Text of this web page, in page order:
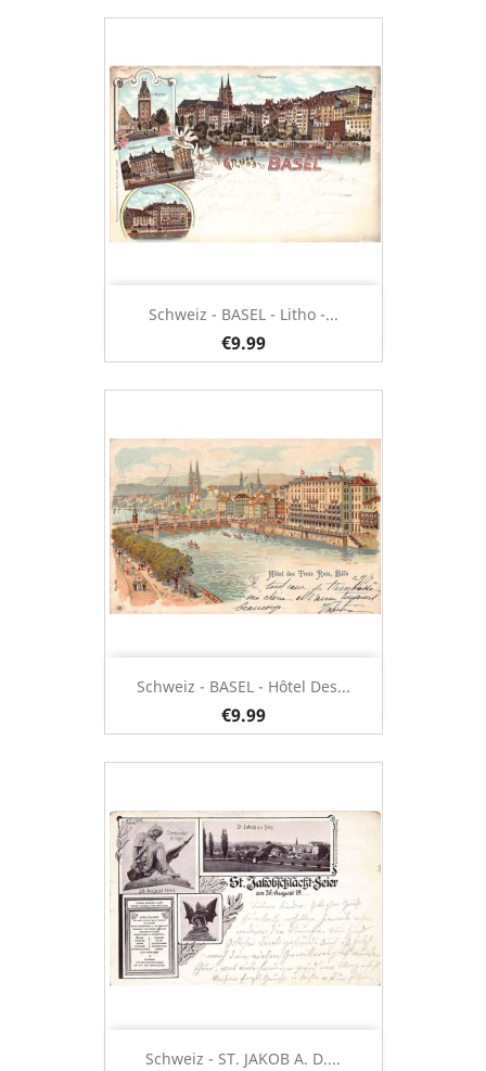
Schweiz - BASEL - Litho -...
€9.99
Schweiz - BASEL - Hôtel Des...
€9.99
Schweiz - ST. JAKOB A. D....